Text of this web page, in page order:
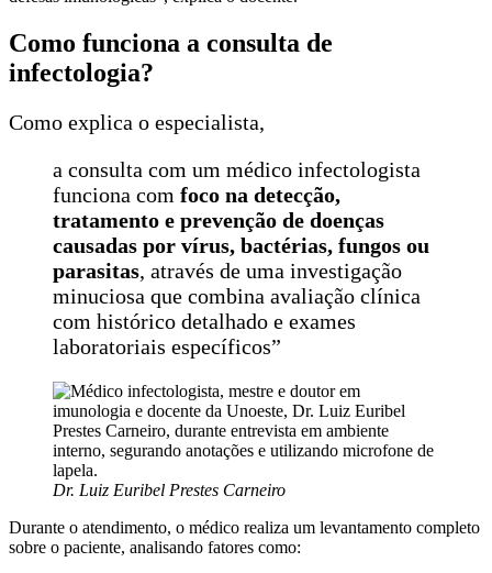
Como funciona a consulta de
infectologia?
Como explica o especialista,
a consulta com um médico infectologista
funciona com foco na detecção,
tratamento e prevenção de doenças
causadas por vírus, bactérias, fungos ou
parasitas, através de uma investigação
minuciosa que combina avaliação clínica
com histórico detalhado e exames
laboratoriais específicos”
Dr. Luiz Euribel Prestes Carneiro
Durante o atendimento, o médico realiza um levantamento completo
sobre o paciente, analisando fatores como: